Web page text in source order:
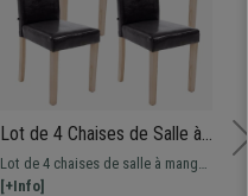
Lot de 4 Chaises de Salle à
Manger CAPRI, Cuir Marron
et Pieds Bois Hêtre
Lot de 4 chaises de salle à manger.
Structure et pieds en bois
[+Info]